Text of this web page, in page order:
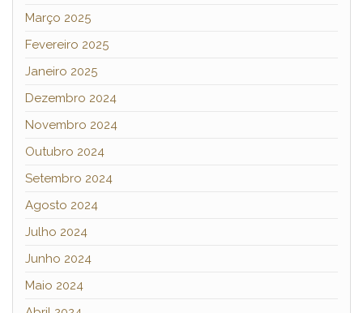
Março 2025
Fevereiro 2025
Janeiro 2025
Dezembro 2024
Novembro 2024
Outubro 2024
Setembro 2024
Agosto 2024
Julho 2024
Junho 2024
Maio 2024